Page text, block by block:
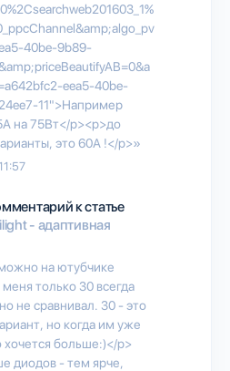
40be-9b89-
eea5-40be-
11">Например
на 75Вт</p><p>до
это 60А !</p>»
к статье
- адаптивная
на ютубчике
только 30 всегда
не сравнивал. 30 - это
но когда им уже
больше:)</p>
диодов - тем ярче,